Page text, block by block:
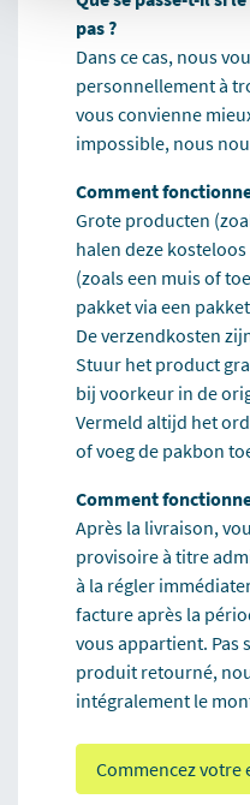
pas ?
Dans ce cas, nous
personnellement à
vous convienne
impossible, nous
Comment
Grote producten
halen deze
(zoals een muis of
pakket via een
De verzendkosten
Stuur het product
bij voorkeur in de
Vermeld altijd het
of voeg de pakbon
Comment
Après la livraison,
provisoire à titre
à la régler
facture après la
vous appartient. Pas
produit retourné,
intégralement le
Commencez votre